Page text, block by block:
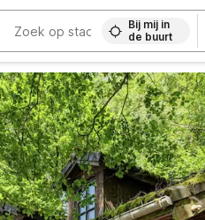
Bij mij in
de buurt